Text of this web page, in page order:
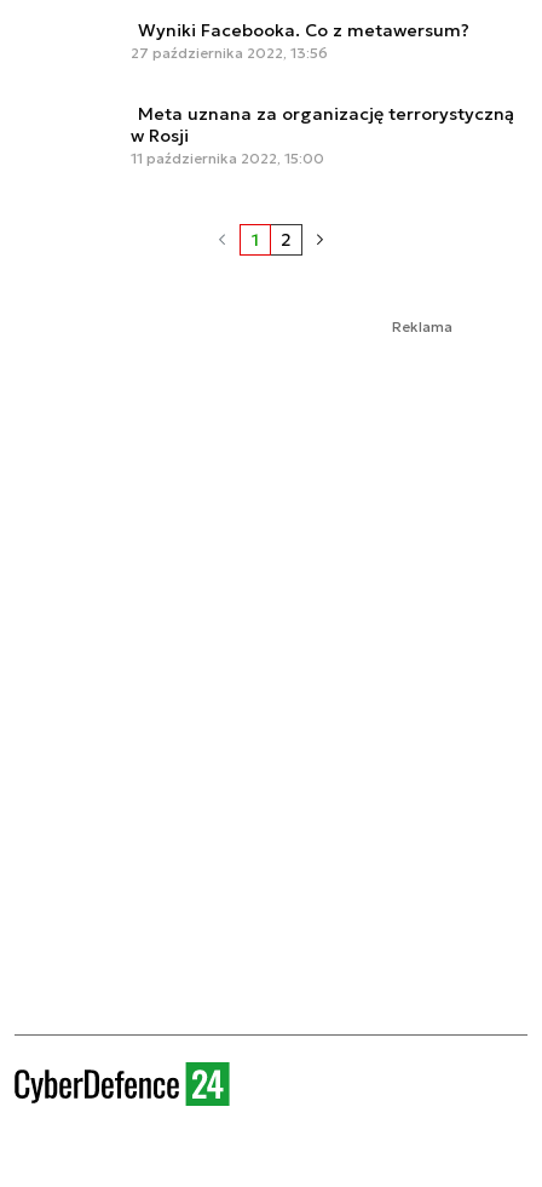
Wyniki Facebooka. Co z metawersum?
27 października 2022, 13:56
Meta uznana za organizację terrorystyczną
w Rosji
11 października 2022, 15:00
1 2
Reklama